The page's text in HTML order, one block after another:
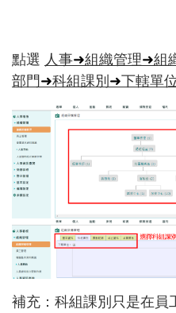
點選 人事➜組織管理➜組
部門 ➜科組課別 ➜下轄單
補充：科組課別只是在員